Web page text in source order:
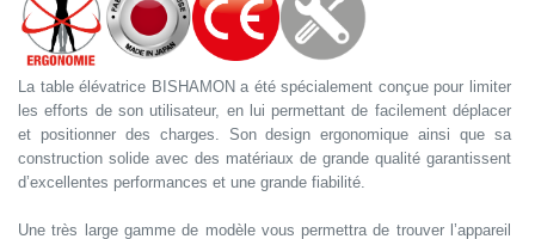
La table élévatrice BISHAMON a été spécialement conçue pour limiter
les efforts de son utilisateur, en lui permettant de facilement déplacer
et positionner des charges. Son design ergonomique ainsi que sa
construction solide avec des matériaux de grande qualité garantissent
d’excellentes performances et une grande fiabilité.
Une très large gamme de modèle vous permettra de trouver l’appareil